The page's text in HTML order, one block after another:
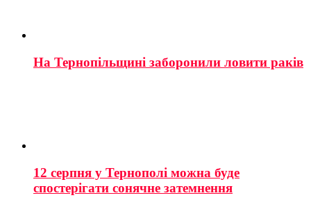
На Тернопільщині заборонили ловити раків
12 серпня у Тернополі можна буде
спостерігати сонячне затемнення